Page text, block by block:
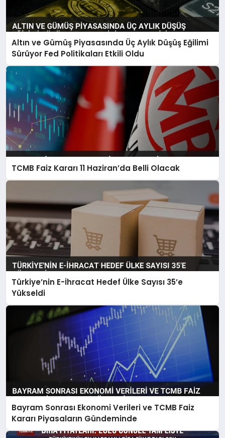
Altın ve Gümüş Piyasasında Üç Aylık Düşüş Eğilimi
Sürüyor Fed Politikaları Etkili Oldu
TCMB Faiz Kararı 11 Haziran’da Belli Olacak
Türkiye’nin E-İhracat Hedef Ülke Sayısı 35’e
Yükseldi
Bayram Sonrası Ekonomi Verileri ve TCMB Faiz
Kararı Piyasaların Gündeminde